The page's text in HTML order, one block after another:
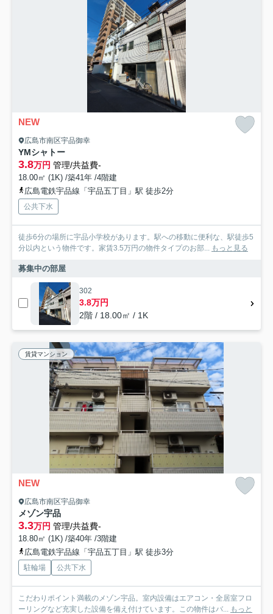
NEW
広島市南区宇品御幸
YMシャトー
3.8万円 管理/共益費-
18.00㎡ (1K) /築41年 /4階建
広島電鉄宇品線「宇品五丁目」駅 徒歩2分
公共下水
徒歩6分の場所に宇品小学校があります。駅への移動に便利な、駅徒歩5
分以内という物件です。家賃3.5万円の物件タイプのお部... もっと見る
募集中の部屋
302
3.8万円
2階 / 18.00㎡ / 1K
賃貸マンション
NEW
広島市南区宇品御幸
メゾン宇品
3.3万円 管理/共益費-
18.80㎡ (1K) /築40年 /3階建
広島電鉄宇品線「宇品五丁目」駅 徒歩3分
駐輪場 公共下水
こだわりポイント満載のメゾン宇品。室内設備はエアコン・全居室フロ
ーリングなど充実した設備を備え付けています。この物件はバ... もっと